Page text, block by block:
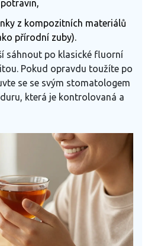
z kompozitních materiálů
přírodní zuby).
sáhnout po klasické fluorní
Pokud opravdu toužíte po
se se svým stomatologem
která je kontrolovaná a